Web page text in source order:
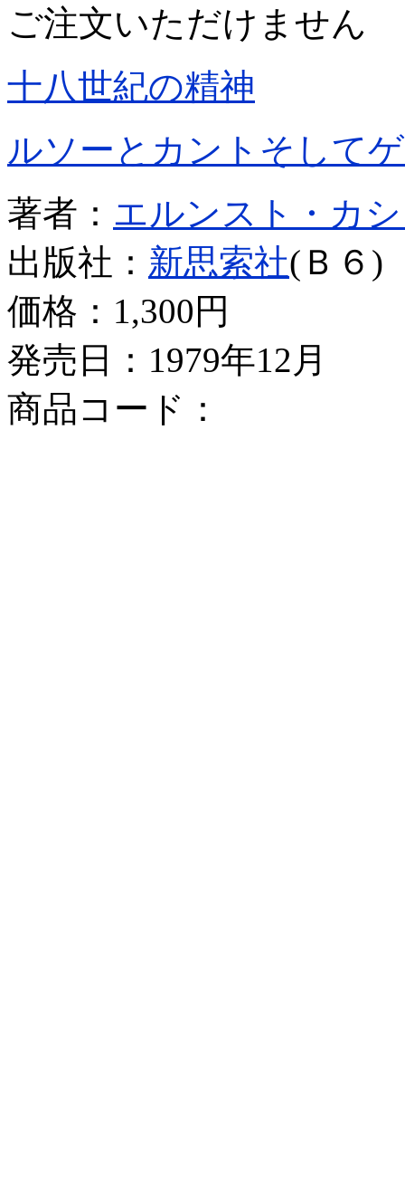
ご注文いただけません
十八世紀の精神
ルソーとカントそして
著者： エルンスト・カ
出版社： 新思索社(Ｂ６)
価格： 1,300円
発売日：1979年12月
商品コード：